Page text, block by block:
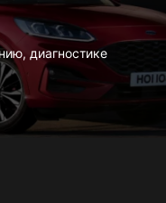
диагностике